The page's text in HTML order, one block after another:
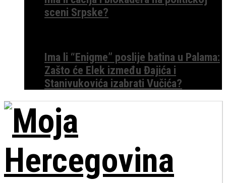
sceni Srpske?
Ima li “Enigme” poslije batina u Palama:
Zašto će Elek između Đajića i
Stanivukovića izabrati Vučića?